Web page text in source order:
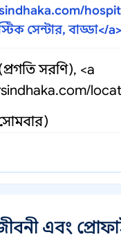
সেন্টার, বাড্ডা</a>
সরণি), <a
এবং